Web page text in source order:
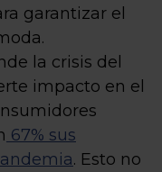
garantizar el
la crisis del
impacto en el
67% sus
. Esto no